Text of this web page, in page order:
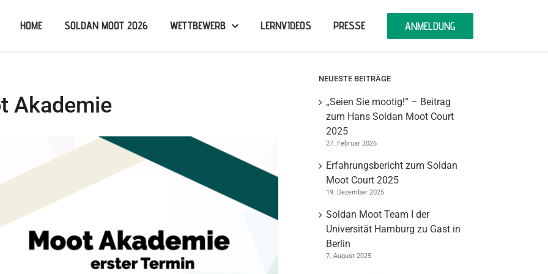
HOME SOLDAN MOOT 2026 WETTBEWERB LERNVIDEOS PRESSE ANMELDUNG
Akademie
NEUESTE BEITRÄGE
„Seien Sie mootig!“ – Beitrag
zum Hans Soldan Moot Court
2025
27. Februar 2026
Erfahrungsbericht zum Soldan
Moot Court 2025
19. Dezember 2025
Soldan Moot Team I der
Universität Hamburg zu Gast in
Berlin
7. August 2025